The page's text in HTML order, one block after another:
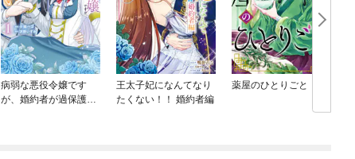
病弱な悪役令嬢です
が、婚約者が過保護す
王太子妃になんてなり
たくない！！ 婚約者編
薬屋のひとりごと